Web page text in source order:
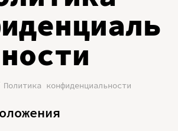
ности
Политика конфиденциальности